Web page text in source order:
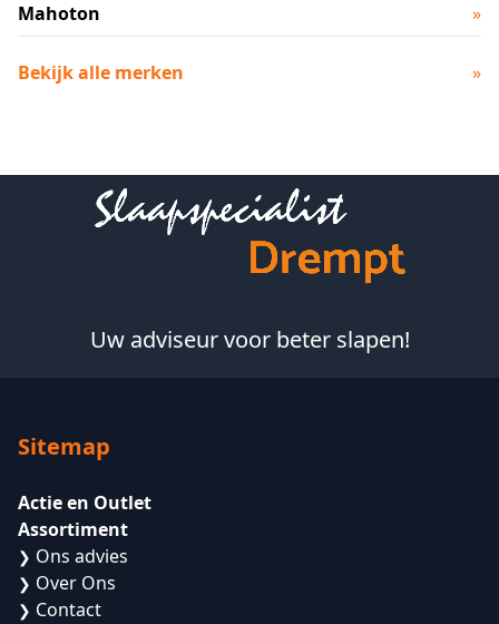
Mahoton
»
Bekijk alle merken »
Uw adviseur voor beter slapen!
Sitemap
Actie en Outlet
Assortiment
❯ Ons advies
❯ Over Ons
❯ Contact